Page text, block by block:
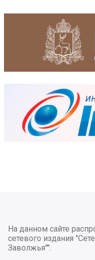
На данном сайте
сетевого издания
Заволжья"".